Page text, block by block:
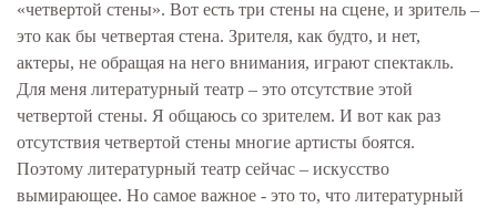
«четвертой стены». Вот есть три стены на сцене, и зритель –
это как бы четвертая стена. Зрителя, как будто, и нет,
актеры, не обращая на него внимания, играют спектакль.
Для меня литературный театр – это отсутствие этой
четвертой стены. Я общаюсь со зрителем. И вот как раз
отсутствия четвертой стены многие артисты боятся.
Поэтому литературный театр сейчас – искусство
вымирающее. Но самое важное - это то, что литературный